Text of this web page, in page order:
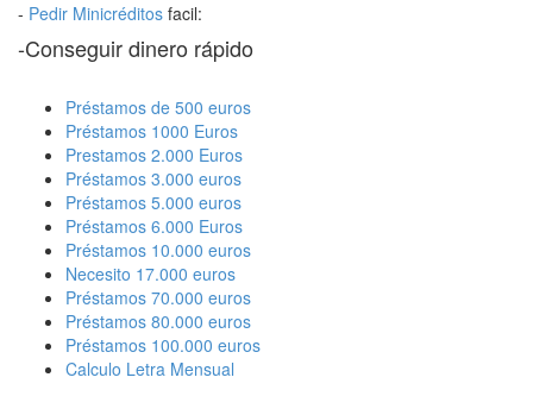
- Pedir Minicréditos facil:
-Conseguir dinero rápido
Préstamos de 500 euros
Préstamos 1000 Euros
Prestamos 2.000 Euros
Préstamos 3.000 euros
Préstamos 5.000 euros
Préstamos 6.000 Euros
Préstamos 10.000 euros
Necesito 17.000 euros
Préstamos 70.000 euros
Préstamos 80.000 euros
Préstamos 100.000 euros
Calculo Letra Mensual